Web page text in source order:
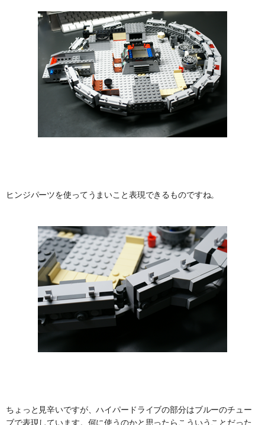
ヒンジパーツを使ってうまいこと表現できるものですね。
ちょっと見辛いですが、ハイパードライブの部分はブルーのチュー
ブで表現しています。何に使うのかと思ったらこういうことだった